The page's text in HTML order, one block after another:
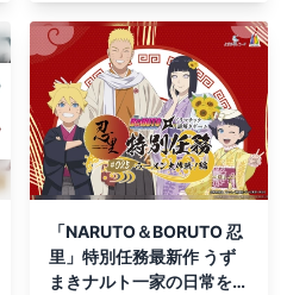
「NARUTO＆BORUTO 忍
里」特別任務最新作 うず
まきナルト一家の日常を垣